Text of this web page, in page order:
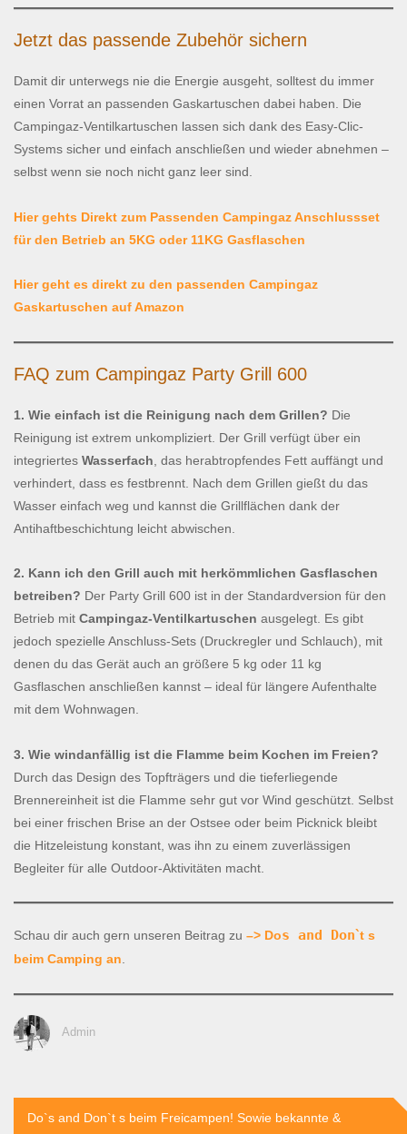
Jetzt das passende Zubehör sichern
Damit dir unterwegs nie die Energie ausgeht, solltest du immer
einen Vorrat an passenden Gaskartuschen dabei haben. Die
Campingaz-Ventilkartuschen lassen sich dank des Easy-Clic-
Systems sicher und einfach anschließen und wieder abnehmen –
selbst wenn sie noch nicht ganz leer sind.
Hier gehts Direkt zum Passenden Campingaz Anschlussset
für den Betrieb an 5KG oder 11KG Gasflaschen
Hier geht es direkt zu den passenden Campingaz
Gaskartuschen auf Amazon
FAQ zum Campingaz Party Grill 600
1. Wie einfach ist die Reinigung nach dem Grillen? Die
Reinigung ist extrem unkompliziert. Der Grill verfügt über ein
integriertes Wasserfach , das herabtropfendes Fett auffängt und
verhindert, dass es festbrennt. Nach dem Grillen gießt du das
Wasser einfach weg und kannst die Grillflächen dank der
Antihaftbeschichtung leicht abwischen.
2. Kann ich den Grill auch mit herkömmlichen Gasflaschen
betreiben? Der Party Grill 600 ist in der Standardversion für den
Betrieb mit Campingaz-Ventilkartuschen ausgelegt. Es gibt
jedoch spezielle Anschluss-Sets (Druckregler und Schlauch), mit
denen du das Gerät auch an größere 5 kg oder 11 kg
Gasflaschen anschließen kannst – ideal für längere Aufenthalte
mit dem Wohnwagen.
3. Wie windanfällig ist die Flamme beim Kochen im Freien?
Durch das Design des Topfträgers und die tieferliegende
Brennereinheit ist die Flamme sehr gut vor Wind geschützt. Selbst
bei einer frischen Brise an der Ostsee oder beim Picknick bleibt
die Hitzeleistung konstant, was ihn zu einem zuverlässigen
Begleiter für alle Outdoor-Aktivitäten macht.
Schau dir auch gern unseren Beitrag zu –> Dos and Don`t s
beim Camping an.
Admin
Beitragsnavigation
Do`s and Don`t s beim Freicampen! Sowie bekannte &